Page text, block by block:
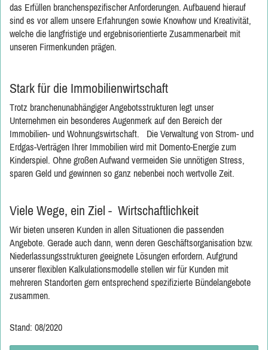
das Erfüllen branchenspezifischer Anforderungen. Aufbauend hierauf
sind es vor allem unsere Erfahrungen sowie Knowhow und Kreativität,
welche die langfristige und ergebnisorientierte Zusammenarbeit mit
unseren Firmenkunden prägen.
Stark für die Immobilienwirtschaft
Trotz branchenunabhängiger Angebotsstrukturen legt unser
Unternehmen ein besonderes Augenmerk auf den Bereich der
Immobilien- und Wohnungswirtschaft. Die Verwaltung von Strom- und
Erdgas-Verträgen Ihrer Immobilien wird mit Domento-Energie zum
Kinderspiel. Ohne großen Aufwand vermeiden Sie unnötigen Stress,
sparen Geld und gewinnen so ganz nebenbei noch wertvolle Zeit.
Viele Wege, ein Ziel - Wirtschaftlichkeit
Wir bieten unseren Kunden in allen Situationen die passenden
Angebote. Gerade auch dann, wenn deren Geschäftsorganisation bzw.
Niederlassungsstrukturen geeignete Lösungen erfordern. Aufgrund
unserer flexiblen Kalkulationsmodelle stellen wir für Kunden mit
mehreren Standorten gern entsprechend spezifizierte Bündelangebote
zusammen.
Stand: 08/2020